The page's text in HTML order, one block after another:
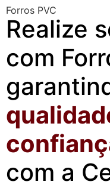
Forros PVC
Realize
com
com a